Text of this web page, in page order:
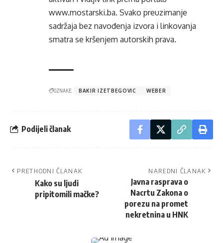
www.mostarski.ba. Svako preuzimanje
sadržaja bez navođenja izvora i linkovanja
smatra se kršenjem autorskih prava.
OZNAKE: BAKIR IZETBEGOVIC WEBER
Podijeli članak
PRETHODNI ČLANAK
Kako su ljudi
pripitomili mačke?
NAREDNI ČLANAK
Javna rasprava o
Nacrtu Zakona o
porezu na promet
nekretnina u HNK